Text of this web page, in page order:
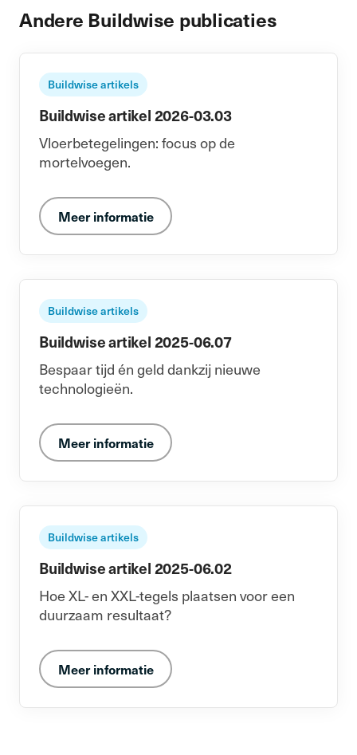
Andere Buildwise publicaties
Buildwise artikels
Buildwise artikel 2026-03.03
Vloerbetegelingen: focus op de
mortelvoegen.
Meer informatie
Buildwise artikels
Buildwise artikel 2025-06.07
Bespaar tijd én geld dankzij nieuwe
technologieën.
Meer informatie
Buildwise artikels
Buildwise artikel 2025-06.02
Hoe XL- en XXL-tegels plaatsen voor een
duurzaam resultaat?
Meer informatie